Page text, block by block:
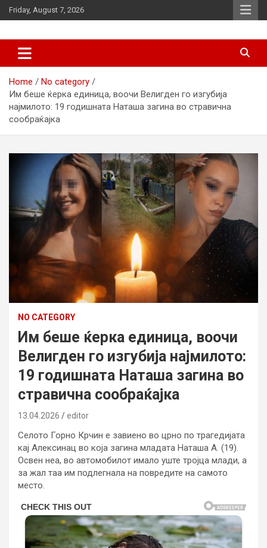
Skip
to
Friday, August 7, 2026
d7-news.com
Home
No category
Им беше ќерка единица, воочи Велигден го изгубија
најмилото: 19 годишната Наташа загина во стравична
сообраќајка
NO CATEGORY
Им беше ќерка единица, воочи
Велигден го изгубија најмилото:
19 годишната Наташа загина во
стравична сообраќајка
13.04.2026 editor
Селото Горно Крчин е завиено во црно по трагедијата
кај Алексинац во која загина младата Наташа А. (19).
Освен неа, во автомобилот имало уште тројца млади, а
за жал таа им подлегнала на повредите на самото
место.